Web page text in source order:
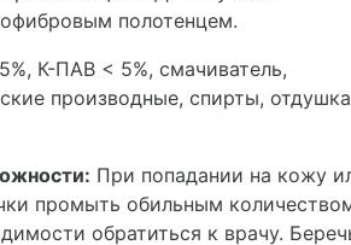
полотенцем.
К-ПАВ < 5%, смачиватель,
производные, спирты,
При попадании на кожу
промыть обильным
обратиться к врачу.